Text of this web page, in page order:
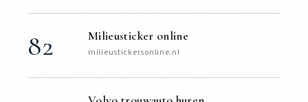
82 Milieusticker online
milieustickersonline.nl